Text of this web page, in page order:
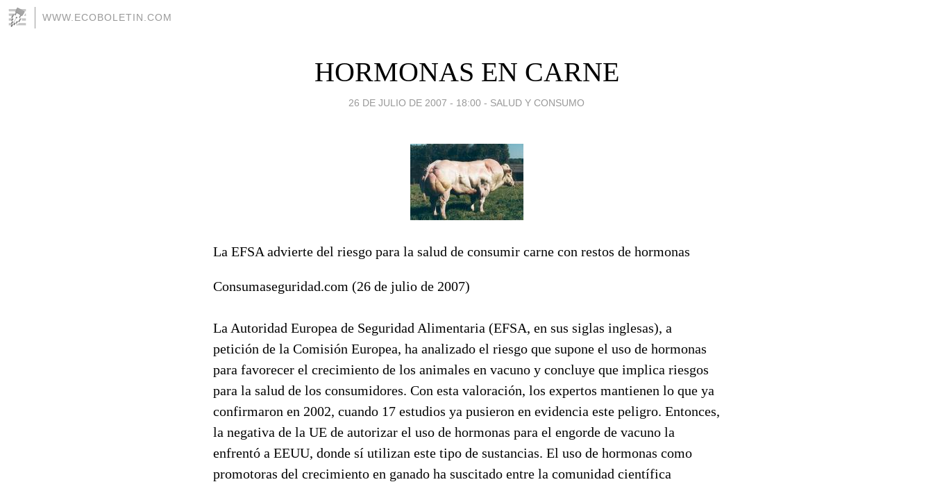
WWW.ECOBOLETIN.COM
HORMONAS EN CARNE
26 DE JULIO DE 2007 - 18:00 - SALUD Y CONSUMO
La EFSA advierte del riesgo para la salud de consumir carne con restos de hormonas
Consumaseguridad.com (26 de julio de 2007)
La Autoridad Europea de Seguridad Alimentaria (EFSA, en sus siglas inglesas), a
petición de la Comisión Europea, ha analizado el riesgo que supone el uso de hormonas
para favorecer el crecimiento de los animales en vacuno y concluye que implica riesgos
para la salud de los consumidores. Con esta valoración, los expertos mantienen lo que ya
confirmaron en 2002, cuando 17 estudios ya pusieron en evidencia este peligro. Entonces,
la negativa de la UE de autorizar el uso de hormonas para el engorde de vacuno la
enfrentó a EEUU, donde sí utilizan este tipo de sustancias. El uso de hormonas como
promotoras del crecimiento en ganado ha suscitado entre la comunidad científica